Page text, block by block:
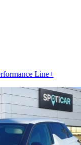
Line+